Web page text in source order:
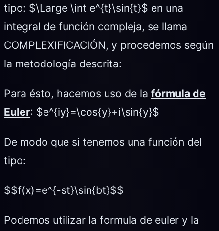
tipo: $\Large \int e^{t}\sin{t}$ en una
integral de función compleja, se llama
COMPLEXIFICACIÓN, y procedemos según
la metodología descrita:
Para ésto, hacemos uso de la fórmula de
Euler: $e^{iy}=\cos{y}+i\sin{y}$
De modo que si tenemos una función del
tipo:
$$f(x)=e^{-st}\sin{bt}$$
Podemos utilizar la formula de euler y la